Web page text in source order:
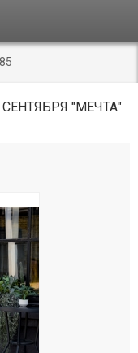
"МЕЧТА"